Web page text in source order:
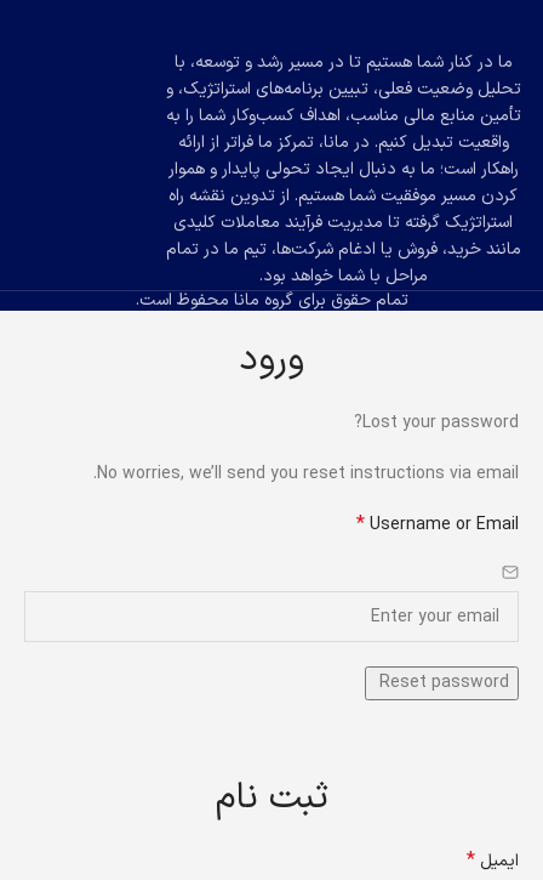
ما در کنار شما هستیم تا در مسیر رشد و توسعه، با
تحلیل وضعیت فعلی، تبیین برنامه‌های استراتژیک، و
تأمین منابع مالی مناسب، اهداف کسب‌وکار شما را به
واقعیت تبدیل کنیم. در مانا، تمرکز ما فراتر از ارائه
راهکار است؛ ما به دنبال ایجاد تحولی پایدار و هموار
کردن مسیر موفقیت شما هستیم. از تدوین نقشه راه
استراتژیک گرفته تا مدیریت فرآیند معاملات کلیدی
مانند خرید، فروش یا ادغام شرکت‌ها، تیم ما در تمام
مراحل با شما خواهد بود.
تمام حقوق برای گروه مانا محفوظ است.
ورود
Lost your password?
No worries, we’ll send you reset instructions via email.
Username or Email
*
ثبت نام
ایمیل *